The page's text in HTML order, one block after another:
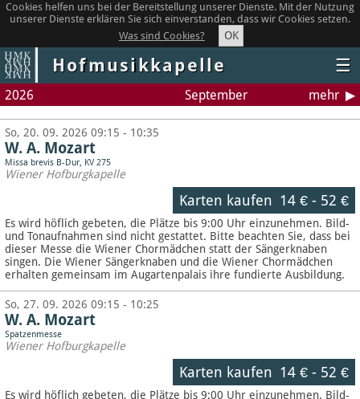
Cookies helfen uns bei der Bereitstellung unserer Dienste. Mit der Nutzung
unserer Dienste erklären Sie sich einverstanden, dass wir Cookies setzen.
Was sind Cookies?
OK
Hofmusikkapelle ☰
2026 September mehr
So, 20. 09. 2026 09:15 - 10:35
W. A. Mozart
Missa brevis B-Dur, KV 275
Wiener Hofburgkapelle
Karten kaufen 14 €- 52 €
Es wird höflich gebeten, die Plätze bis 9:00 Uhr einzunehmen. Bild-
und Tonaufnahmen sind nicht gestattet. Bitte beachten Sie, dass bei
dieser Messe die Wiener Chormädchen statt der Sängerknaben
singen. Die Wiener Sängerknaben und die Wiener Chormädchen
erhalten gemeinsam im Augartenpalais ihre fundierte Ausbildung.
So, 27. 09. 2026 09:15 - 10:25
W. A. Mozart
Spatzenmesse
Wiener Hofburgkapelle
Karten kaufen 14 €- 52 €
Es wird höflich gebeten, die Plätze bis 9:00 Uhr einzunehmen. Bild-